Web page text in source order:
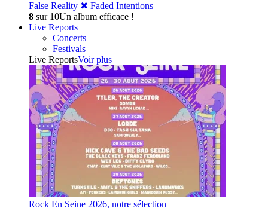
False Reality ✖︎ Faded Intentions
8 sur 10Un album efficace !
Live Reports
Concerts
Festivals
Live ReportsVoir plus
Rock En Seine 2026, notre sélection